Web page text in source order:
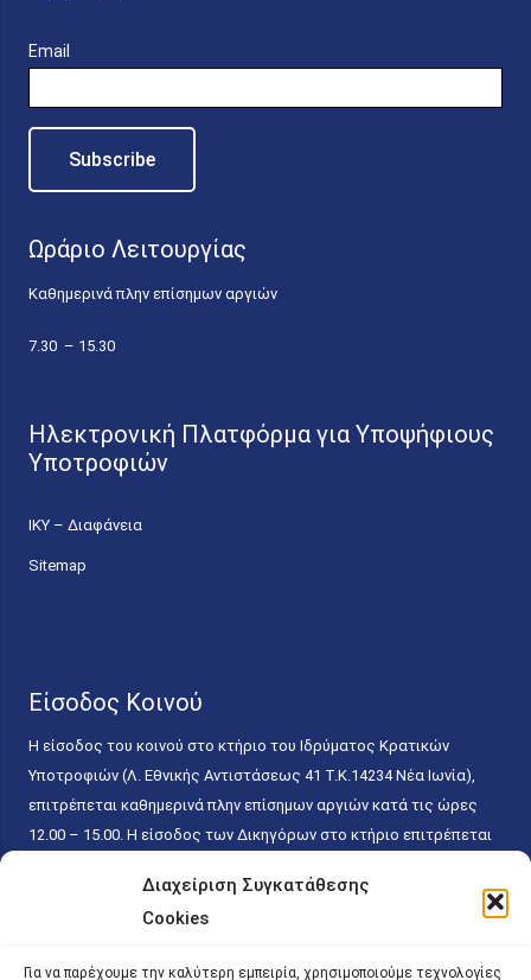
Διαχείριση Συγκατάθεσης
Cookies
Για να παρέχουμε την καλύτερη εμπειρία, χρησιμοποιούμε τεχνολογίες
Email
Ωράριο Λειτουργίας
Καθημερινά πλην επίσημων αργιών
7.30 – 15.30
Ηλεκτρονική Πλατφόρμα για Υποψήφιους
Υποτροφιών
ΙΚΥ – Διαφάνεια
Sitemap
Είσοδος Κοινού
Η είσοδος του κοινού στο κτήριο του Ιδρύματος Κρατικών
Υποτροφιών (Λ. Εθνικής Αντιστάσεως 41 T.K.14234 Νέα Ιωνία),
επιτρέπεται καθημερινά πλην επίσημων αργιών κατά τις ώρες
12.00 – 15.00. Η είσοδος των Δικηγόρων στο κτήριο επιτρέπεται
κάθε εργάσιμη ημέρα και ώρα χωρίς κανέναν χρονικό ή άλλο
περιορισμό. Η είσοδος του κοινού ειδικά στο γραφείο του